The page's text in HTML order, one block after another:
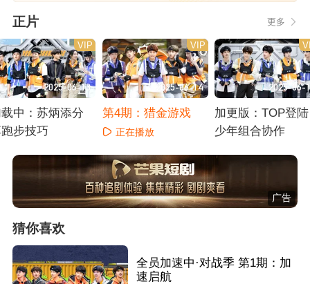
正片 更多
2025-06-13
VIP
中：苏炳添分
步技巧
2025-06-14
VIP
第4期：猎金游戏
正在播放
2025-06-
加更版：TOP登陆
少年组合协作
广告
猜你喜欢
全员加速中·对战季 第1期：加
速启航